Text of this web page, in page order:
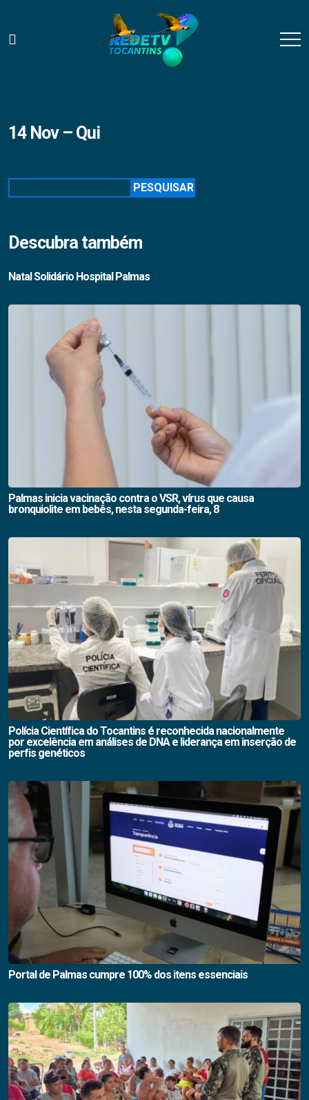
14 Nov – Qui
PESQUISAR
Descubra também
Natal Solidário Hospital Palmas
Palmas inicia vacinação contra o VSR, vírus que causa
bronquiolite em bebês, nesta segunda-feira, 8
Polícia Científica do Tocantins é reconhecida nacionalmente
por excelência em análises de DNA e liderança em inserção de
perfis genéticos
Portal de Palmas cumpre 100% dos itens essenciais